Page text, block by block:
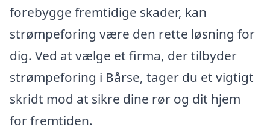
forebygge fremtidige skader, kan
strømpeforing være den rette løsning for
dig. Ved at vælge et firma, der tilbyder
strømpeforing i Bårse, tager du et vigtigt
skridt mod at sikre dine rør og dit hjem
for fremtiden.